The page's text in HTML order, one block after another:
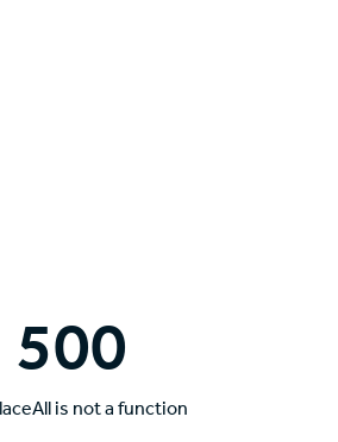
500
is not a function